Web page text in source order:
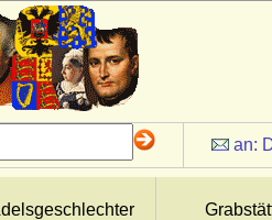
an:
von Jülich
von
Cleve